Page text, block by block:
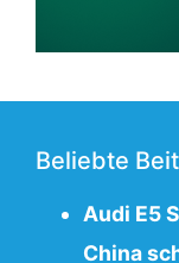
Beliebte
Audi E5
China